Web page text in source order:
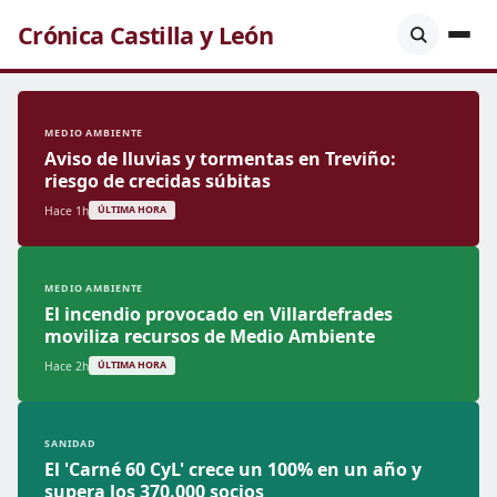
Crónica Castilla y León
MEDIO AMBIENTE
Aviso de lluvias y tormentas en Treviño:
riesgo de crecidas súbitas
Hace 1h ÚLTIMA HORA
MEDIO AMBIENTE
El incendio provocado en Villardefrades
moviliza recursos de Medio Ambiente
Hace 2h ÚLTIMA HORA
SANIDAD
El 'Carné 60 CyL' crece un 100% en un año y
supera los 370.000 socios